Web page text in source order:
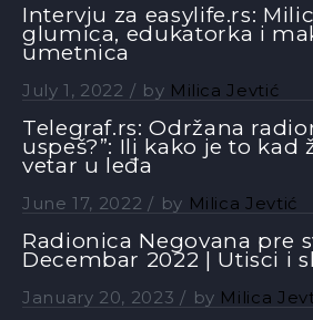
Intervju za easylife.rs:
glumica, edukatorka i
umetnica
July 1, 2022 by Milica Jevtić
Telegraf.rs: Održana
uspeš?”: Ili kako je to kad
vetar u leđa
June 17, 2022 by Milica Jevtić
Radionica Negovana pre
Decembar 2022 | Utisci i
January 20, 2023 by Milica